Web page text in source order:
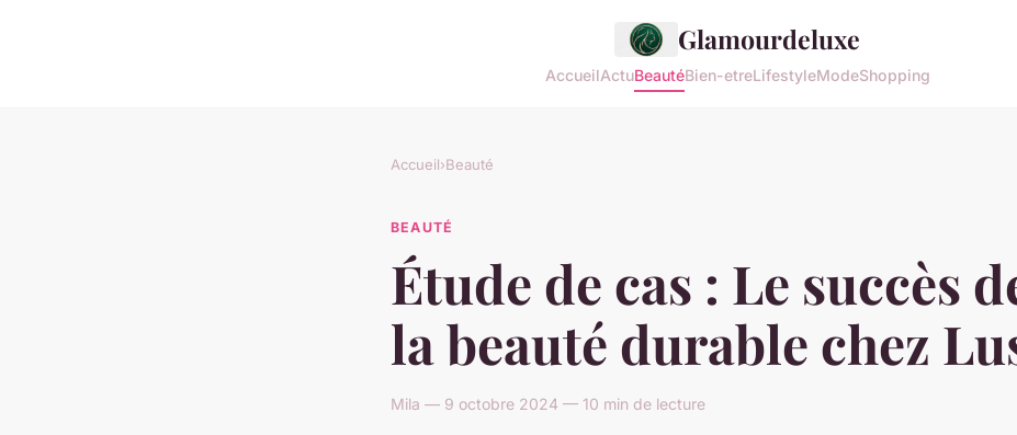
Glamourdeluxe
AccueilActuBeautéBien-etreLifestyleModeShopping
Accueil›Beauté
BEAUTÉ
Étude de cas : Le succès
la beauté durable chez
Mila — 9 octobre 2024 — 10 min de lecture